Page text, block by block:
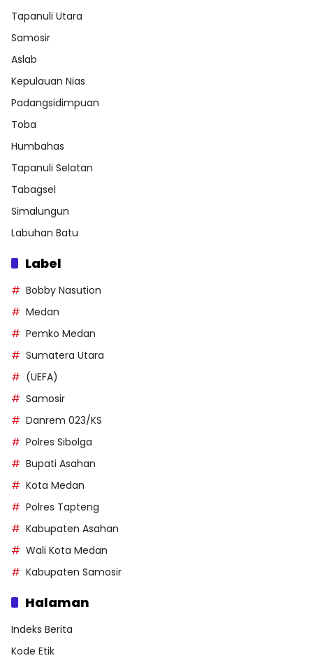
Tapanuli Utara
Samosir
Aslab
Kepulauan Nias
Padangsidimpuan
Toba
Humbahas
Tapanuli Selatan
Tabagsel
Simalungun
Labuhan Batu
Label
Bobby Nasution
Medan
Pemko Medan
Sumatera Utara
(UEFA)
Samosir
Danrem 023/KS
Polres Sibolga
Bupati Asahan
Kota Medan
Polres Tapteng
Kabupaten Asahan
Wali Kota Medan
Kabupaten Samosir
Halaman
Indeks Berita
Kode Etik